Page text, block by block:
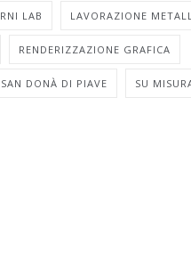
LAB LAVORAZIONE
RENDERIZZAZIONE GRAFICA
SAN DONÀ DI PIAVE SU